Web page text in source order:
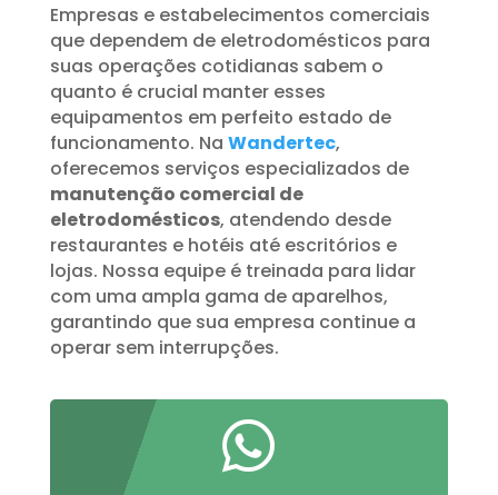
Empresas e estabelecimentos comerciais
que dependem de eletrodomésticos para
suas operações cotidianas sabem o
quanto é crucial manter esses
equipamentos em perfeito estado de
funcionamento. Na Wandertec,
oferecemos serviços especializados de
manutenção comercial de
eletrodomésticos, atendendo desde
restaurantes e hotéis até escritórios e
lojas. Nossa equipe é treinada para lidar
com uma ampla gama de aparelhos,
garantindo que sua empresa continue a
operar sem interrupções.
